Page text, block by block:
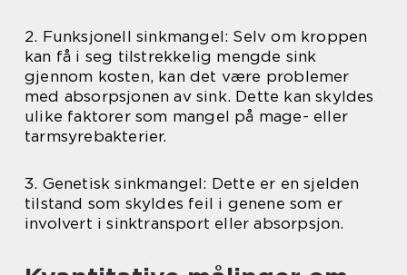
2. Funksjonell sinkmangel: Selv om kroppen
kan få i seg tilstrekkelig mengde sink
gjennom kosten, kan det være problemer
med absorpsjonen av sink. Dette kan skyldes
ulike faktorer som mangel på mage- eller
tarmsyrebakterier.
3. Genetisk sinkmangel: Dette er en sjelden
tilstand som skyldes feil i genene som er
involvert i sinktransport eller absorpsjon.